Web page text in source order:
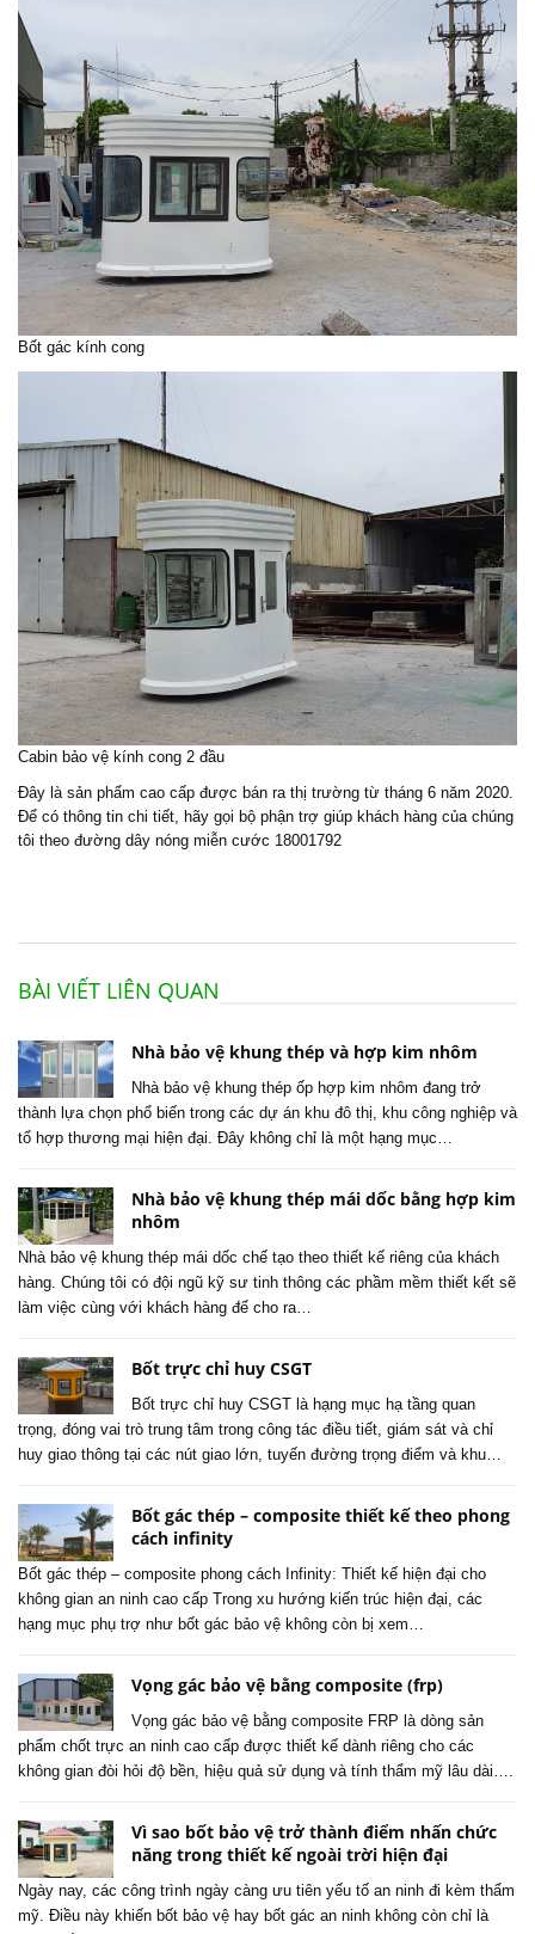
Bốt gác kính cong
Cabin bảo vệ kính cong 2 đầu
Đây là sản phẩm cao cấp được bán ra thị trường từ tháng 6 năm 2020.
Để có thông tin chi tiết, hãy gọi bộ phận trợ giúp khách hàng của chúng
tôi theo đường dây nóng miễn cước 18001792
BÀI VIẾT LIÊN QUAN
Nhà bảo vệ khung thép và hợp kim nhôm
Nhà bảo vệ khung thép ốp hợp kim nhôm đang trở
thành lựa chọn phổ biến trong các dự án khu đô thị, khu công nghiệp và
tổ hợp thương mại hiện đại. Đây không chỉ là một hạng mục…
Nhà bảo vệ khung thép mái dốc bằng hợp kim
nhôm
Nhà bảo vệ khung thép mái dốc chế tạo theo thiết kế riêng của khách
hàng. Chúng tôi có đội ngũ kỹ sư tinh thông các phầm mềm thiết kết sẽ
làm việc cùng với khách hàng để cho ra…
Bốt trực chỉ huy CSGT
Bốt trực chỉ huy CSGT là hạng mục hạ tầng quan
trọng, đóng vai trò trung tâm trong công tác điều tiết, giám sát và chỉ
huy giao thông tại các nút giao lớn, tuyến đường trọng điểm và khu…
Bốt gác thép – composite thiết kế theo phong
cách infinity
Bốt gác thép – composite phong cách Infinity: Thiết kế hiện đại cho
không gian an ninh cao cấp Trong xu hướng kiến trúc hiện đại, các
hạng mục phụ trợ như bốt gác bảo vệ không còn bị xem…
Vọng gác bảo vệ bằng composite (frp)
Vọng gác bảo vệ bằng composite FRP là dòng sản
phẩm chốt trực an ninh cao cấp được thiết kế dành riêng cho các
không gian đòi hỏi độ bền, hiệu quả sử dụng và tính thẩm mỹ lâu dài….
Vì sao bốt bảo vệ trở thành điểm nhấn chức
năng trong thiết kế ngoài trời hiện đại
Ngày nay, các công trình ngày càng ưu tiên yếu tố an ninh đi kèm thẩm
mỹ. Điều này khiến bốt bảo vệ hay bốt gác an ninh không còn chỉ là